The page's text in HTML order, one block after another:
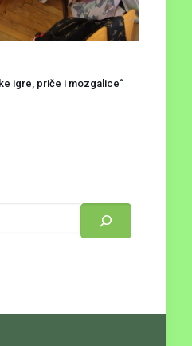
igre, priče i mozgalice“